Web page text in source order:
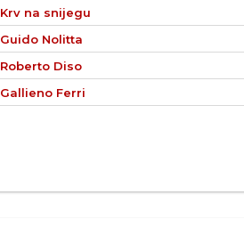
Krv na snijegu
Guido Nolitta
Roberto Diso
Gallieno Ferri